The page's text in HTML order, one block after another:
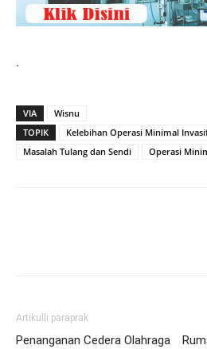
.
VIA
Wisnu
TOPIK
Kelebihan Operasi Minimal
Masalah Tulang dan Sendi
Operasi
Artikulli paraprak
Penanganan Cedera Olahraga